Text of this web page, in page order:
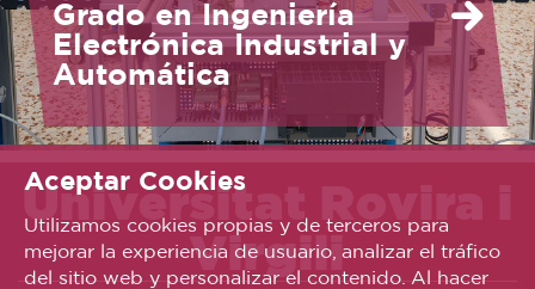
Aceptar Cookies
Utilizamos cookies propias y de terceros para
mejorar la experiencia de usuario, analizar el tráfico
del sitio web y personalizar el contenido. Al hacer
Grado en Ingeniería
Electrónica Industrial y
Automática
Universitat Rovira i
Virgili